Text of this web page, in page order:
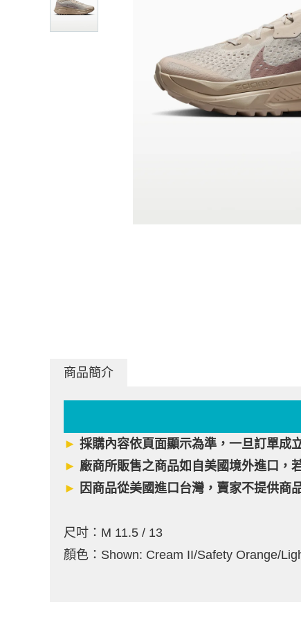
商品簡介
► 採購內容依頁面顯示為準，一旦訂單成
► 廠商所販售之商品如自美國境外進口，
► 因商品從美國進口台灣，賣家不提供商
尺吋：M 11.5 / 13
顏色：Shown: Cream II/Safety Orange/